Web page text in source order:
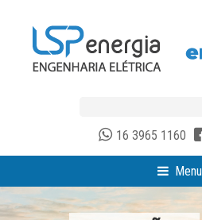
16 3965 1160
Menu